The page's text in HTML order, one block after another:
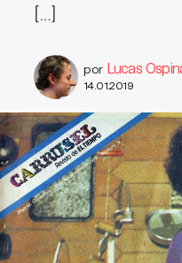
[…]
por Lucas
14.01.2019